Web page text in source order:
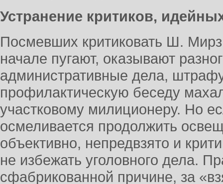
Устранение критиков,
Посмевших критиковать Ш.
начале пугают, оказывают
административные дела,
профилактическую беседу
участковому милиционеру. Но
осмеливается продолжить
объективно, непредвзято и
не избежать уголовного дела.
сфабрикованной причине, за